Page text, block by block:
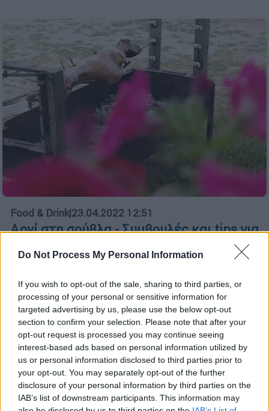
Do Not Process My Personal Information
If you wish to opt-out of the sale, sharing to third parties, or
processing of your personal or sensitive information for
targeted advertising by us, please use the below opt-out
section to confirm your selection. Please note that after your
opt-out request is processed you may continue seeing
interest-based ads based on personal information utilized by
us or personal information disclosed to third parties prior to
your opt-out. You may separately opt-out of the further
disclosure of your personal information by third parties on the
IAB’s list of downstream participants. This information may
Food & Drink|23.04.2022 12:51
Αρνί στη σούβλα - Συμβουλές και tips για
τέλεια
Ειδικά αν πρόκειται να σουβλίσετε για
πρώτη φορά, έχετε στο νου κάποια
πραγματάκια. Οδηγίες για σούβλισμα από
έμπειρο ψήστη.